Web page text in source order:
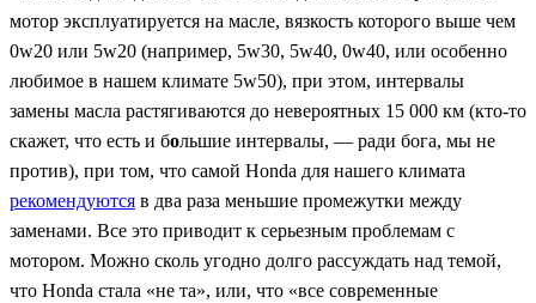
мотор эксплуатируется на масле, вязкость которого выше чем
0w20 или 5w20 (например, 5w30, 5w40, 0w40, или особенно
любимое в нашем климате 5w50), при этом, интервалы
замены масла растягиваются до невероятных 15 000 км (кто-то
скажет, что есть и большие интервалы, — ради бога, мы не
против), при том, что самой Honda для нашего климата
рекомендуются в два раза меньшие промежутки между
заменами. Все это приводит к серьезным проблемам с
мотором. Можно сколь угодно долго рассуждать над темой,
что Honda стала «не та», или, что «все современные